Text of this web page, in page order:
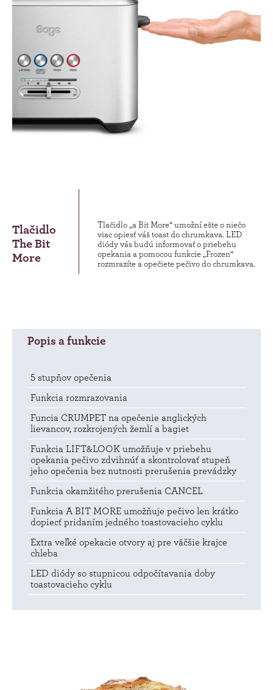
Tlačidlo
The Bit
More
Tlačidlo „a Bit More“ umožní ešte o niečo
viac opiesť váš toast do chrumkava. LED
diódy vás budú informovať o priebehu
opekania a pomocou funkcie „Frozen“
rozmrazíte a opečiete pečivo do chrumkava.
Popis a funkcie
5 stupňov opečenia
Funkcia rozmrazovania
Funcia CRUMPET na opečenie anglických
lievancov, rozkrojených žemlí a bagiet
Funkcia LIFT&LOOK umožňuje v priebehu
opekania pečivo zdvihnúť a skontrolovať stupeň
jeho opečenia bez nutnosti prerušenia prevádzky
Funkcia okamžitého prerušenia CANCEL
Funkcia A BIT MORE umožňuje pečivo len krátko
dopiecť pridaním jedného toastovacieho cyklu
Extra veľké opekacie otvory aj pre väčšie krajce
chleba
LED diódy so stupnicou odpočítavania doby
toastovacieho cyklu